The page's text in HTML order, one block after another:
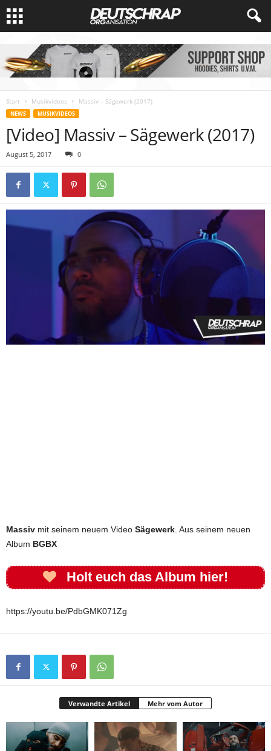
Start Musikvideos Massiv – Sägewerk (2017)
NEWS MUSIKVIDEOS
[Video] Massiv – Sägewerk (2017)
August 5, 2017 0
Massiv mit seinem neuem Video Sägewerk . Aus seinem neuen
Album BGBX
Holt euch das Album hier!
https://youtu.be/PdbGMK071Zg
Verwandte Artikel Mehr vom Autor